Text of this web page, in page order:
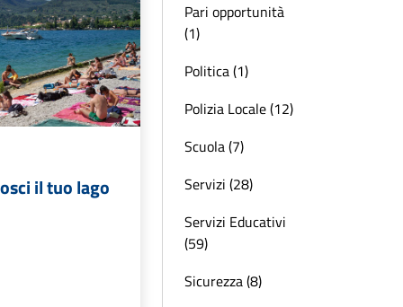
il tuo lago
Pari opportunità
(1)
Politica (1)
Polizia Locale (12)
Scuola (7)
Servizi (28)
Servizi Educativi
(59)
Sicurezza (8)